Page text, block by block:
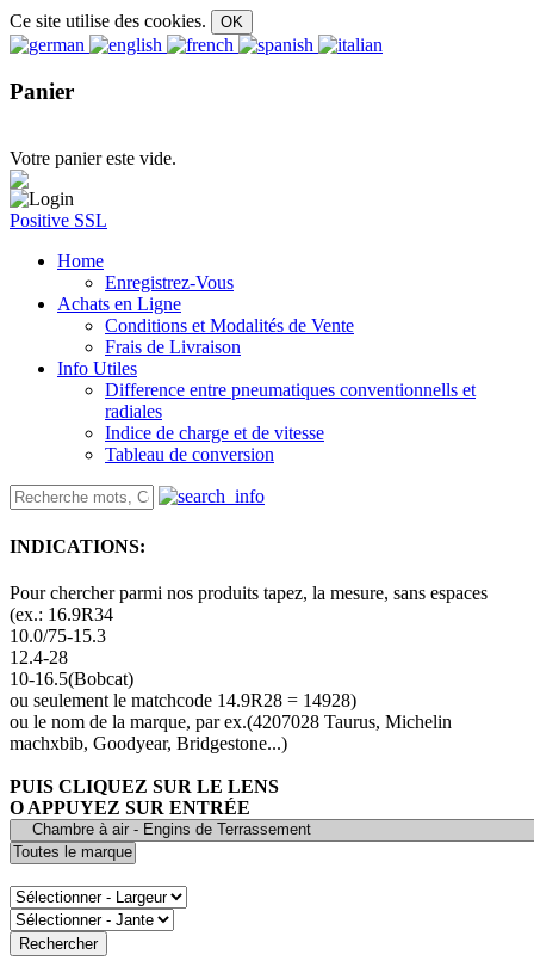
Ce site utilise des cookies.
Panier
Votre panier este vide.
Positive SSL
Home
Enregistrez-Vous
Achats en Ligne
Conditions et Modalités de Vente
Frais de Livraison
Info Utiles
Difference entre pneumatiques conventionnells et
radiales
Indice de charge et de vitesse
Tableau de conversion
INDICATIONS:
Pour chercher parmi nos produits tapez, la mesure, sans espaces
(ex.: 16.9R34
10.0/75-15.3
12.4-28
10-16.5(Bobcat)
ou seulement le matchcode 14.9R28 = 14928)
ou le nom de la marque, par ex.(4207028 Taurus, Michelin
machxbib, Goodyear, Bridgestone...)
PUIS CLIQUEZ SUR LE LENS
O APPUYEZ SUR ENTRÉE